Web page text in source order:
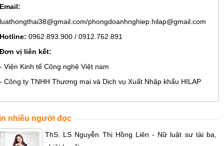
Email:
luathongthai38@gmail.com/phongdoanhnghiep.hilap@gmail.com
Hotline: 0962.893.900 / 0912.762.891
Đơn vị liên kết:
- Viện Kinh tế Công nghệ Việt nam
- Công ty TNHH Thương mại và Dịch vụ Xuất Nhập khẩu HILAP
nhiều người đọc
ThS. LS Nguyễn Thị Hồng Liên - Nữ luật sư tài ba,